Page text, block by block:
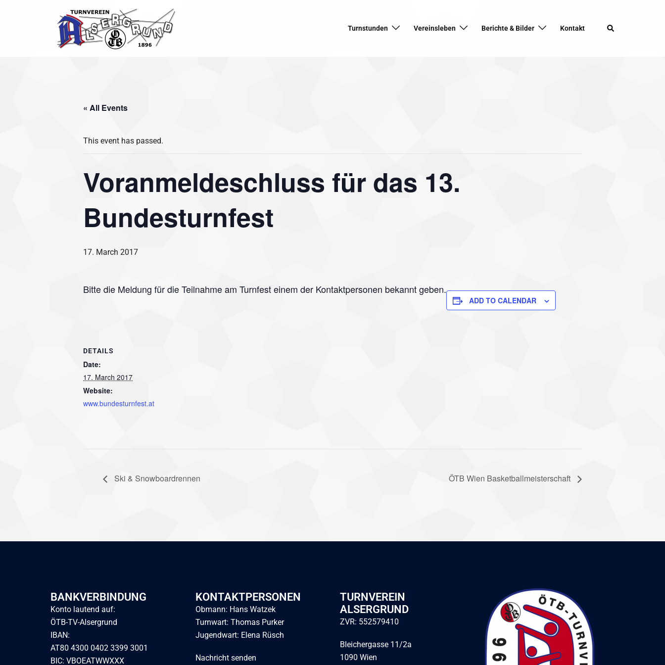
Turnstunden Vereinsleben Berichte & Bilder Kontakt Search
« All Events
This event has passed.
Voranmeldeschluss für das 13.
Bundesturnfest
17. March 2017
Bitte die Meldung für die Teilnahme am Turnfest einem der Kontaktpersonen bekannt geben.
ADD TO CALENDAR
DETAILS
Date:
17. March 2017
Website:
www.bundesturnfest.at
Ski & Snowboardrennen ÖTB Wien Basketballmeisterschaft
BANKVERBINDUNG
Konto lautend auf:
ÖTB-TV-Alsergrund
IBAN:
AT80 4300 0402 3399 3001
BIC: VBOEATWWXXX
KONTAKTPERSONEN
Obmann: Hans Watzek
Turnwart: Thomas Purker
Jugendwart: Elena Rüsch
Nachricht senden
TURNVEREIN
ALSERGRUND
ZVR: 552579410
Bleichergasse 11/2a
1090 Wien